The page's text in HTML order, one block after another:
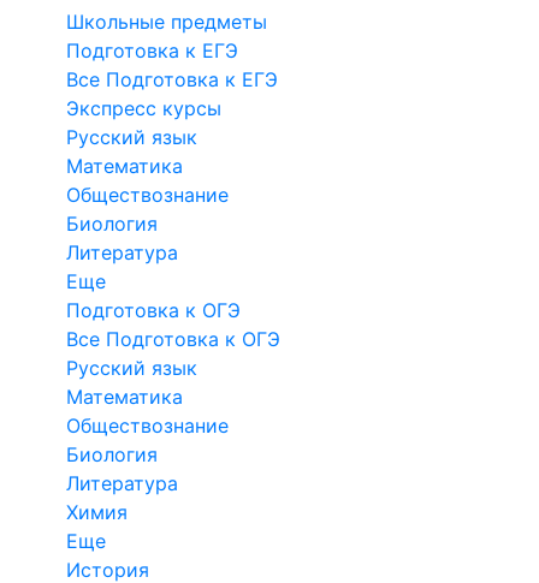
Школьные предметы
Подготовка к ЕГЭ
Все Подготовка к ЕГЭ
Экспресс курсы
Русский язык
Математика
Обществознание
Биология
Литература
Еще
Подготовка к ОГЭ
Все Подготовка к ОГЭ
Русский язык
Математика
Обществознание
Биология
Литература
Химия
Еще
История